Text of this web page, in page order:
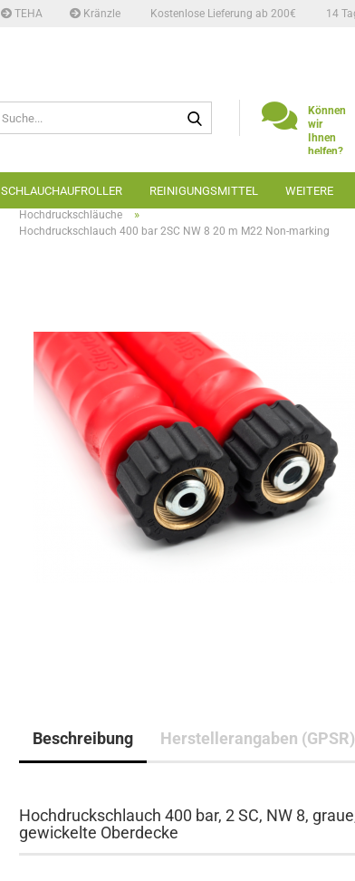
TEHA Kränzle Kostenlose Lieferung ab 200€ 14
Können
wir
Ihnen
helfen?
6666
SCHLAUCHAUFROLLER REINIGUNGSMITTEL WEITERE
Startseite » Hochdruckreiniger » Zubehör
Hochdruckschläuche »
Hochdruckschlauch 400 bar 2SC NW 8 20 m M22 Non-marking
Beschreibung Herstellerangaben (GPSR)
Hochdruckschlauch 400 bar, 2 SC, NW 8,
gewickelte Oberdecke